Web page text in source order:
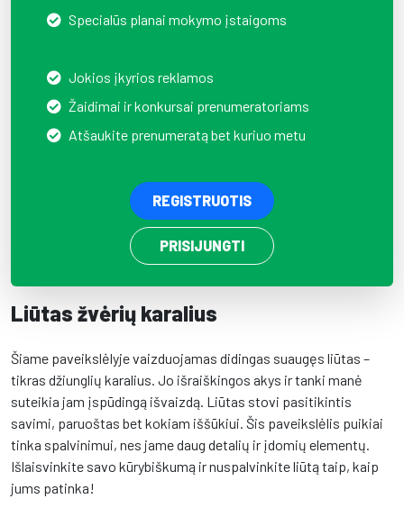
Specialūs planai mokymo įstaigoms
Jokios įkyrios reklamos
Žaidimai ir konkursai prenumeratoriams
Atšaukite prenumeratą bet kuriuo metu
REGISTRUOTIS
PRISIJUNGTI
Liūtas žvėrių karalius
Šiame paveikslėlyje vaizduojamas didingas suaugęs liūtas –
tikras džiunglių karalius. Jo išraiškingos akys ir tanki manė
suteikia jam įspūdingą išvaizdą. Liūtas stovi pasitikintis
savimi, paruoštas bet kokiam iššūkiui. Šis paveikslėlis puikiai
tinka spalvinimui, nes jame daug detalių ir įdomių elementų.
Išlaisvinkite savo kūrybiškumą ir nuspalvinkite liūtą taip, kaip
jums patinka!